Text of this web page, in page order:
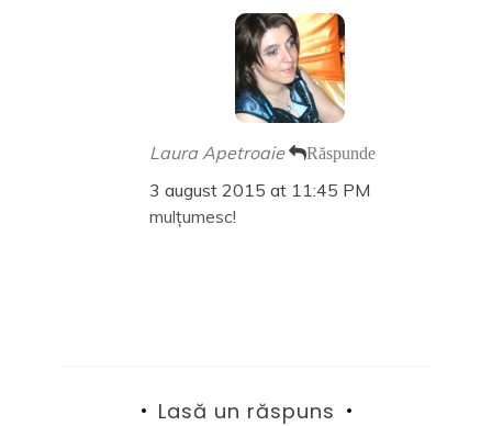
Laura Apetroaie Răspunde
3 august 2015 at 11:45 PM
mulțumesc!
Lasă un răspuns